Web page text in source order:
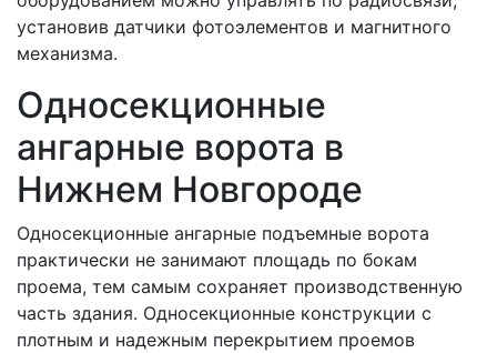
установив датчики фотоэлементов и магнитного
механизма.
Односекционные
ангарные ворота в
Нижнем Новгороде
Односекционные ангарные подъемные ворота
практически не занимают площадь по бокам
проема, тем самым сохраняет производственную
часть здания. Односекционные конструкции с
плотным и надежным перекрытием проемов